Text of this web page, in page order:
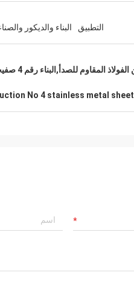
التطبيق البناء والديكور
رقم 4 صفيحة من
No 4 stainless metal sheet